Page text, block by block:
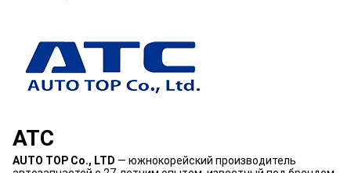
ATC
AUTO TOP Co., LTD — южнокорейский производитель